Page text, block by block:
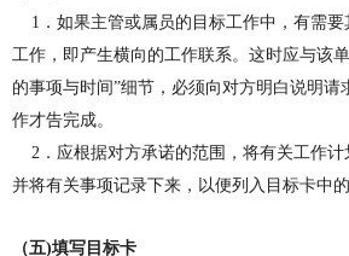
1 ．如果主管或属员的目标工作中，有需
工作，即产生横向的工作联系。这时应与该
的事项与时间”细节，必须向对方明白说明请
作才告完成。
2 ．应根据对方承诺的范围，将有关工作计
并将有关事项记录下来，以便列入目标卡中的
（五)填写目标卡